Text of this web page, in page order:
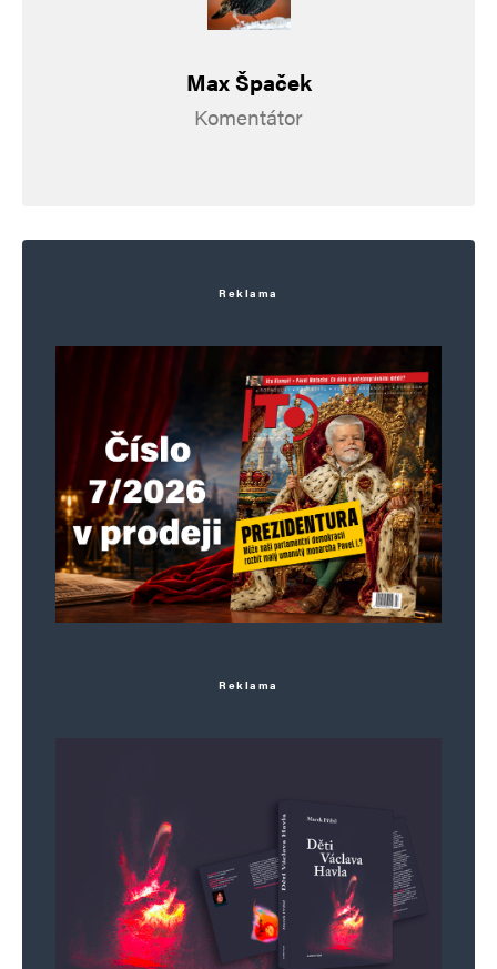
Max Špaček
Komentátor
Reklama
Reklama